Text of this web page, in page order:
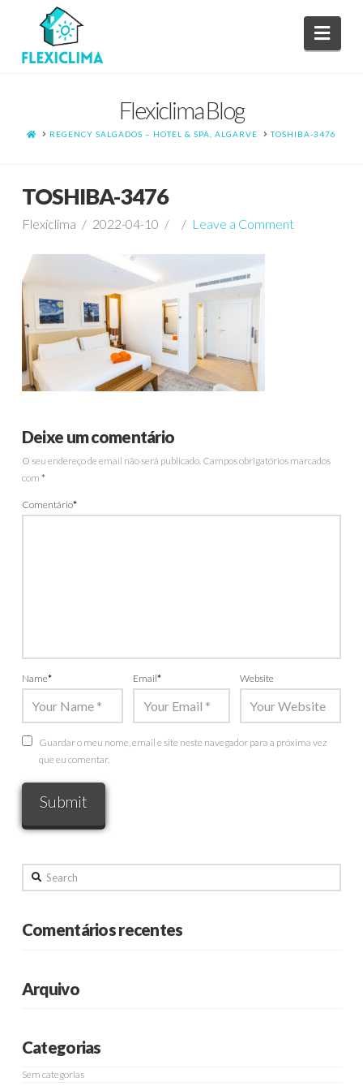
Flexiclima Blog
HOMEREGENCY SALGADOS – HOTEL & SPA, ALGARVE TOSHIBA-3476
TOSHIBA-3476
Flexiclima 2022-04-10 Leave a Comment
Deixe um comentário
O seu endereço de email não será publicado. Campos obrigatórios marcados
com *
Comentário*
Name* Email* Website
Guardar o meu nome, email e site neste navegador para a próxima vez
que eu comentar.
Search
Comentários recentes
Arquivo
Categorias
Sem categorias